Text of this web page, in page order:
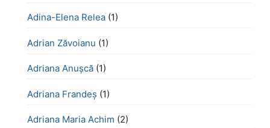
Adina-Elena Relea (1)
Adrian Zăvoianu (1)
Adriana Anușcă (1)
Adriana Frandeș (1)
Adriana Maria Achim (2)